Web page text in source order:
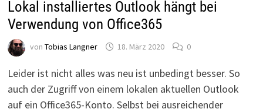
Lokal installiertes Outlook hängt bei
Verwendung von Office365
von Tobias Langner 18. März 2020 0
Leider ist nicht alles was neu ist unbedingt besser. So
auch der Zugriff von einem lokalen aktuellen Outlook
auf ein Office365-Konto. Selbst bei ausreichender